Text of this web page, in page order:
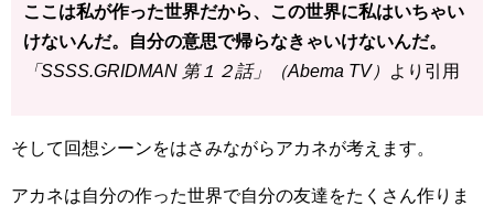
ここは私が作った世界だから、この世界に私はいちゃい
けないんだ。自分の意思で帰らなきゃいけないんだ。
「SSSS.GRIDMAN 第１２話」（Abema TV）
より引用
そして回想シーンをはさみながらアカネが考えます。
アカネは自分の作った世界で自分の友達をたくさん作りま